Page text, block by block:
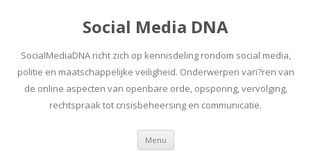
Social Media DNA
SocialMediaDNA richt zich op kennisdeling rondom social media,
politie en maatschappelijke veiligheid. Onderwerpen vari?ren van
de online aspecten van openbare orde, opsporing, vervolging,
rechtspraak tot crisisbeheersing en communicatie.
Menu Spring
inhoud